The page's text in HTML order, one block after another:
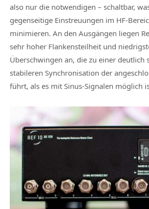
also nur die notwendigen – schaltbar,
gegenseitige Einstreuungen im
minimieren. An den Ausgängen liegen
sehr hoher Flankensteilheit und
Überschwingen an, die zu einer deutlich
stabileren Synchronisation der
führt, als es mit Sinus-Signalen möglich